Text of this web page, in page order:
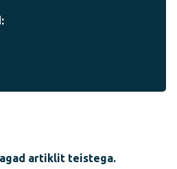
artiklit teistega.